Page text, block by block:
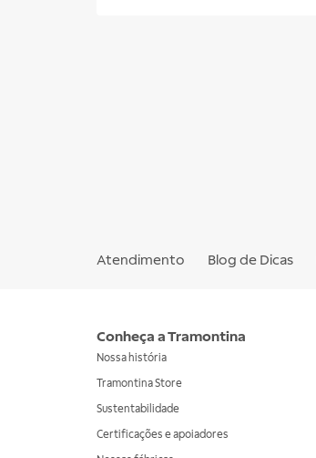
Atendimento Blog de Dicas
Conheça a Tramontina
Nossa história
Tramontina Store
Sustentabilidade
Certificações e apoiadores